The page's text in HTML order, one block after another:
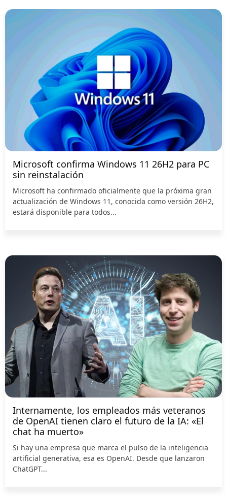
Microsoft confirma Windows 11 26H2 para PC
sin reinstalación
Microsoft ha confirmado oficialmente que la próxima gran
actualización de Windows 11, conocida como versión 26H2,
estará disponible para todos...
Internamente, los empleados más veteranos
de OpenAI tienen claro el futuro de la IA: «El
chat ha muerto»
Si hay una empresa que marca el pulso de la inteligencia
artificial generativa, esa es OpenAI. Desde que lanzaron
ChatGPT...